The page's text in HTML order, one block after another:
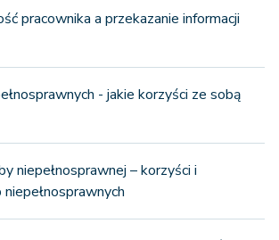
pracownika a przekazanie informacji
- jakie korzyści ze sobą
niepełnosprawnej – korzyści i